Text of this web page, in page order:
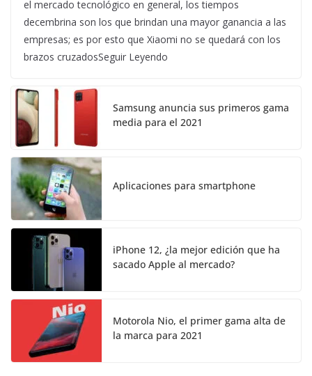
el mercado tecnológico en general, los tiempos
decembrina son los que brindan una mayor ganancia a las
empresas; es por esto que Xiaomi no se quedará con los
brazos cruzadosSeguir Leyendo
Samsung anuncia sus primeros gama
media para el 2021
Aplicaciones para smartphone
iPhone 12, ¿la mejor edición que ha
sacado Apple al mercado?
Motorola Nio, el primer gama alta de
la marca para 2021